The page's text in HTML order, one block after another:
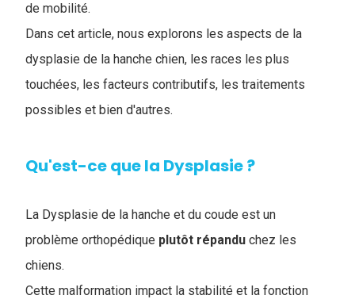
de mobilité.
Dans cet article, nous explorons les aspects de la
dysplasie de la hanche chien, les races les plus
touchées, les facteurs contributifs, les traitements
possibles et bien d'autres.
Qu'est-ce que la Dysplasie ?
La Dysplasie de la hanche et du coude est un
problème orthopédique plutôt répandu chez les
chiens.
Cette malformation impact la stabilité et la fonction